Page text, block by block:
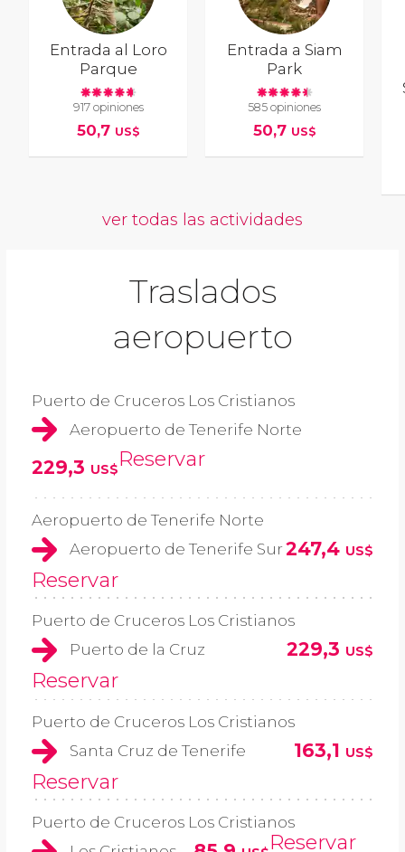
Entrada al Loro
Parque
917 opiniones
50,7 US$
Entrada a Siam
Park
585 opiniones
50,7 US$
ver todas las actividades
Traslados
aeropuerto
Puerto de Cruceros Los Cristianos
Aeropuerto de Tenerife Norte
229,3 US$Reservar
Aeropuerto de Tenerife Norte
Aeropuerto de Tenerife Sur247,4 US$
Reservar
Puerto de Cruceros Los Cristianos
Puerto de la Cruz
229,3 US$
Reservar
Puerto de Cruceros Los Cristianos
Santa Cruz de Tenerife
163,1 US$
Reservar
Puerto de Cruceros Los Cristianos
Reservar